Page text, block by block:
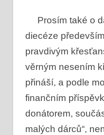
Prosím také o
diecéze
pravdivým
věrným nesením
přináší, a podle
finančním
donátorem,
malých dárců“,